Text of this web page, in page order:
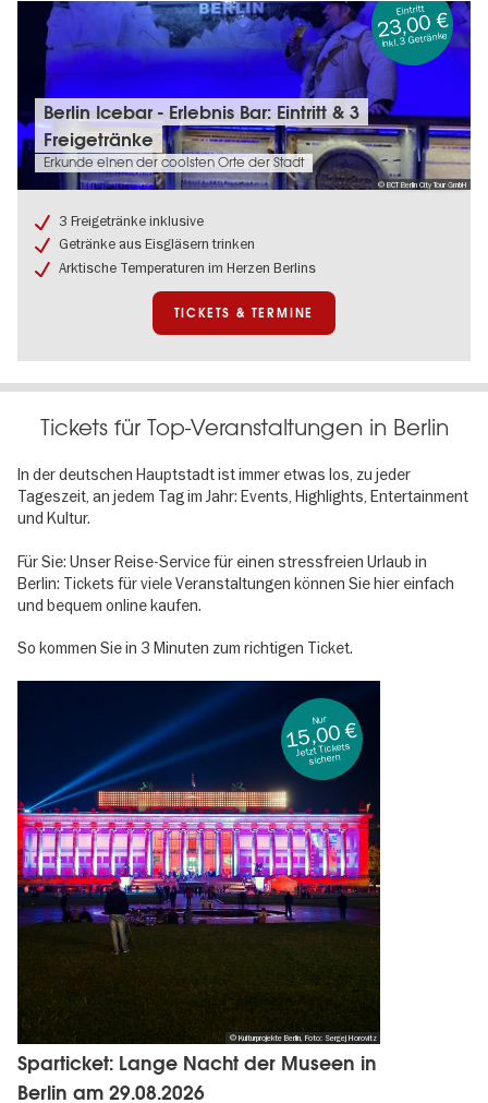
© BCT Berlin City Tour GmbH
Tickets
&
Termine:
Berlin
Erlebnis
Bar:
Eintritt
&
Berlin Icebar - Erlebnis Bar: Eintritt & 3
Freigetränke
Erkunde einen der coolsten Orte der Stadt
Eintritt
23,00 €
inkl. 3 Getränke
3 Freigetränke inklusive
Getränke aus Eisgläsern trinken
Arktische Temperaturen im Herzen Berlins
TICKETS & TERMINE
Tickets für Top-Veranstaltungen in Berlin
In der deutschen Hauptstadt ist immer etwas los, zu jeder
Tageszeit, an jedem Tag im Jahr: Events, Highlights, Entertainment
und Kultur.
Für Sie: Unser Reise-Service für einen stressfreien Urlaub in
Berlin: Tickets für viele Veranstaltungen können Sie hier einfach
und bequem online kaufen.
So kommen Sie in 3 Minuten zum richtigen Ticket.
© Kulturprojekte Berlin, Foto: Sergej Horovitz
Sparticket: Lange Nacht der Museen in
Berlin am 29.08.2026
Nur
15,00 €
Jetzt Tickets
sichern